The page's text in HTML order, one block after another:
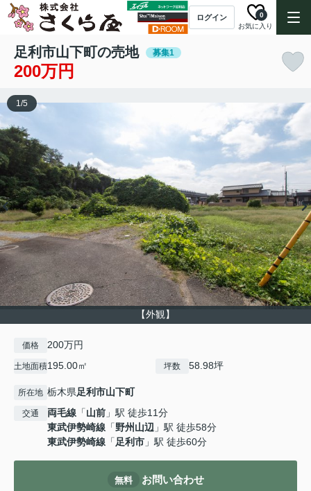
ログイン
お気に入り
0
足利市山下町の売地 募集1
200万円
【外観】
1/5
価格 200万円
土地面積195.00㎡ 坪数 58.98坪
所在地 栃木県足利市山下町
交通 両毛線 「山前 」駅 徒歩11分
東武伊勢崎線 「野州山辺 」駅 徒歩58分
東武伊勢崎線 「足利市 」駅 徒歩60分
無料 お問い合わせ